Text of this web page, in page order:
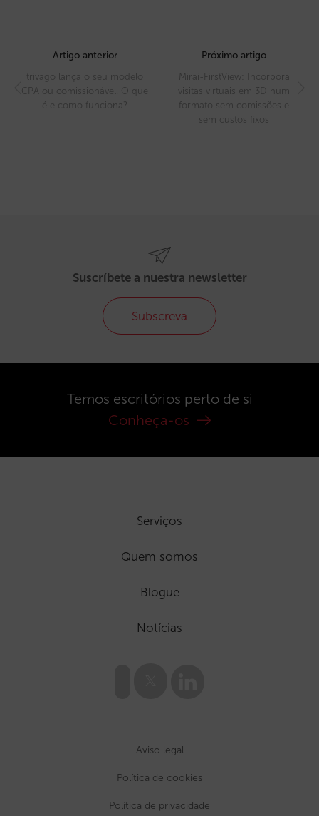
navigation
Artigo anterior
trivago lança o seu modelo
CPA ou comissionável. O que
é e como funciona?
Próximo artigo
Mirai-FirstView: Incorpora
visitas virtuais em 3D num
formato sem comissões e
sem custos fixos
Suscríbete a nuestra newsletter
Subscreva
Temos escritórios perto de si
Conheça-os
Serviços
Quem somos
Blogue
Notícias
Aviso legal
Política de cookies
Política de privacidade